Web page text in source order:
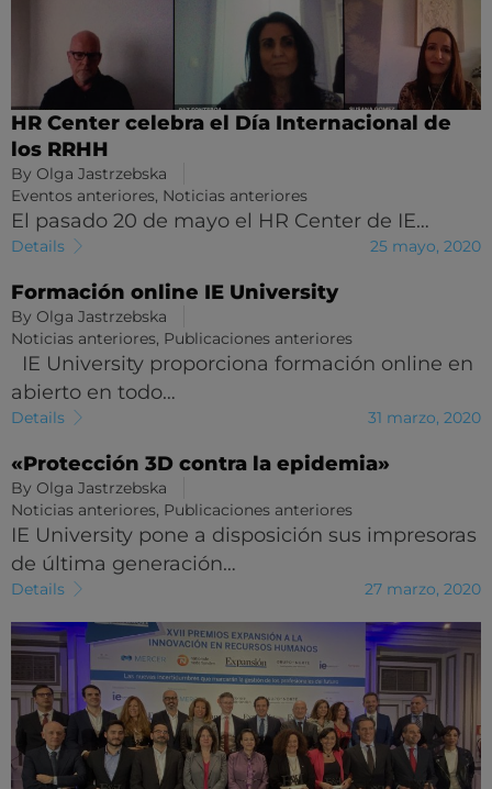
HR Center celebra el Día Internacional de
los RRHH
By Olga Jastrzebska
Eventos anteriores, Noticias anteriores
El pasado 20 de mayo el HR Center de IE…
Details 25 mayo, 2020
Formación online IE University
By Olga Jastrzebska
Noticias anteriores, Publicaciones anteriores
IE University proporciona formación online en
abierto en todo…
Details 31 marzo, 2020
«Protección 3D contra la epidemia»
By Olga Jastrzebska
Noticias anteriores, Publicaciones anteriores
IE University pone a disposición sus impresoras
de última generación…
Details 27 marzo, 2020